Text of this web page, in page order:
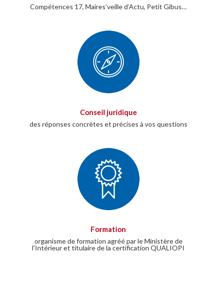
Compétences 17, Maires’veille d’Actu, Petit Gibus…
Conseil juridique
des réponses concrètes et précises à vos questions
Formation
organisme de formation agréé par le Ministère de
l’Intérieur et titulaire de la certification QUALIOPI